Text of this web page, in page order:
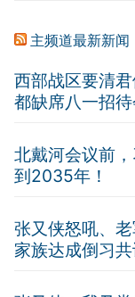
主频道最新新闻
西部战区要清
都缺席八一招
北戴河会议前
到2035年！
张又侠怒吼、
家族达成倒习